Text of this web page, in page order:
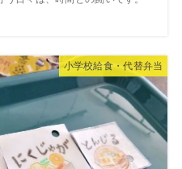
小学校給食・代替弁当